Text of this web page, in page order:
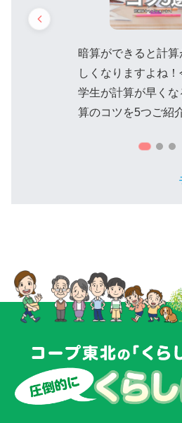
暗算ができると計
しくなりますよね
学生が計算が早く
算のコツを5つご紹